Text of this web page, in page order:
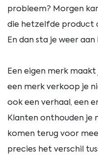
probleem? Morgen
die hetzelfde product
En dan sta je weer
Een eigen merk
een merk verkoop je
ook een verhaal, een
Klanten onthouden je
komen terug voor
precies het verschil